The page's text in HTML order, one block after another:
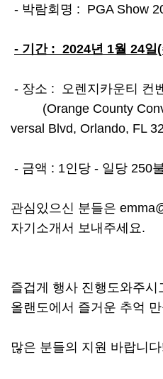
- 박람회명 : PGA Show
- 기간 : 2024년 1월 24일
- 장소 : 오렌지카운티 컨
(Orange County
versal Blvd, Orlando, FL
- 금액 : 1인당 - 일당 250
관심있으신 분들은
자기소개서 보내주세요.
즐겁게 행사 진행도와주시
올랜도에서 즐거운 추억
많은 분들의 지원 바랍니